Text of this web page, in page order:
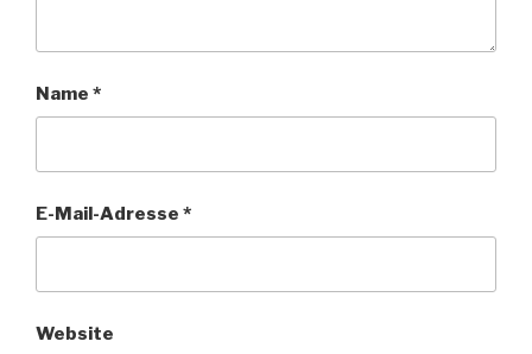
Name *
E-Mail-Adresse *
Website